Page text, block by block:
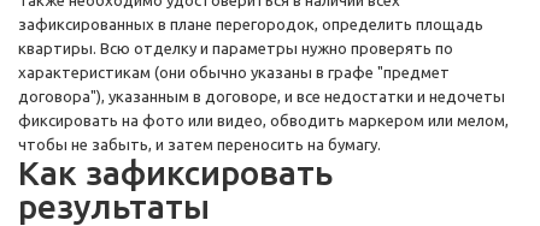
зафиксированных в плане перегородок, определить площадь
квартиры. Всю отделку и параметры нужно проверять по
характеристикам (они обычно указаны в графе "предмет
договора"), указанным в договоре, и все недостатки и недочеты
фиксировать на фото или видео, обводить маркером или мелом,
чтобы не забыть, и затем переносить на бумагу.
Как зафиксировать
результаты